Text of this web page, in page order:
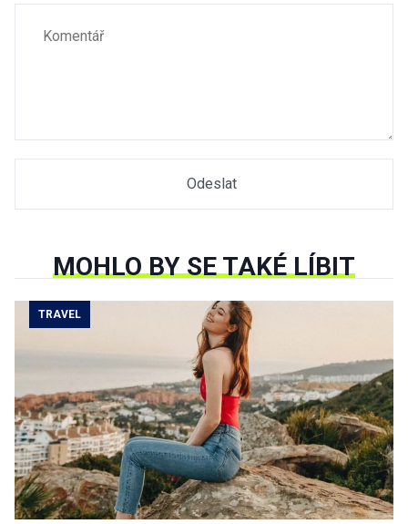
MOHLO BY SE TAKÉ LÍBIT
TRAVEL